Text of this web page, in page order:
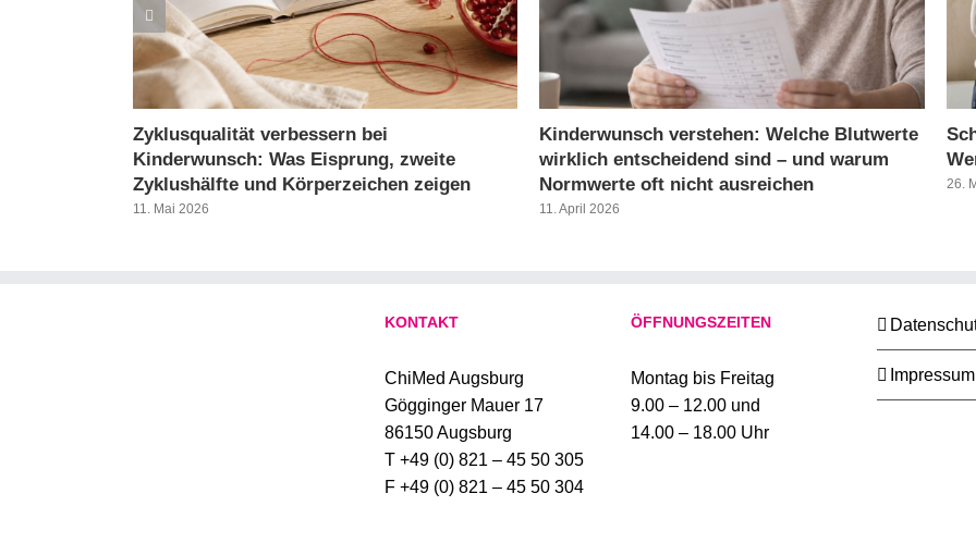
Zyklusqualität verbessern bei
Kinderwunsch: Was Eisprung, zweite
Zyklushälfte und Körperzeichen zeigen
11. Mai 2026
Kinderwunsch verstehen: Welche Blutwerte
wirklich entscheidend sind – und warum
Normwerte oft nicht ausreichen
11. April 2026
26.
KONTAKT
ChiMed Augsburg
Gögginger Mauer 17
86150 Augsburg
T +49 (0) 821 – 45 50 305
F +49 (0) 821 – 45 50 304
ÖFFNUNGSZEITEN
Montag bis Freitag
9.00 – 12.00 und
14.00 – 18.00 Uhr
Impressum